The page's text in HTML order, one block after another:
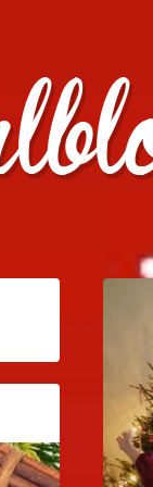
, julpyssel